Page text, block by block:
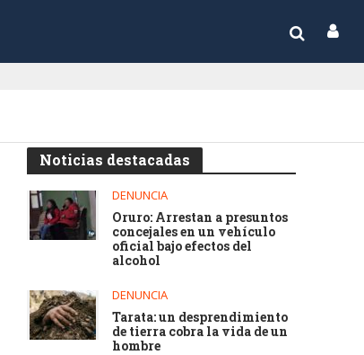
Noticias destacadas
DENUNCIA
Oruro: Arrestan a presuntos
concejales en un vehículo
oficial bajo efectos del
alcohol
DENUNCIA
Tarata: un desprendimiento
de tierra cobra la vida de un
hombre